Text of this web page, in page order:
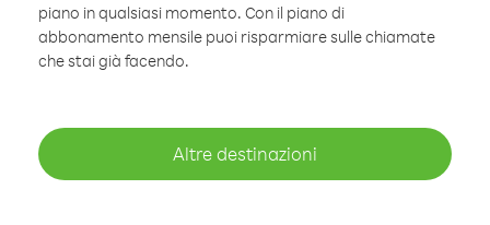
piano in qualsiasi momento. Con il piano di
abbonamento mensile puoi risparmiare sulle chiamate
che stai già facendo.
Altre destinazioni